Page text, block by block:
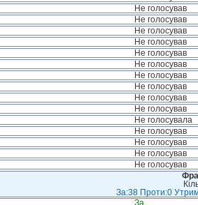
Не голосував
Не голосував
Не голосував
Не голосував
Не голосував
Не голосував
Не голосував
Не голосував
Не голосував
Не голосував
Не голосувала
Не голосував
Не голосував
Не голосував
Не голосував
За:38 Проти:0
За